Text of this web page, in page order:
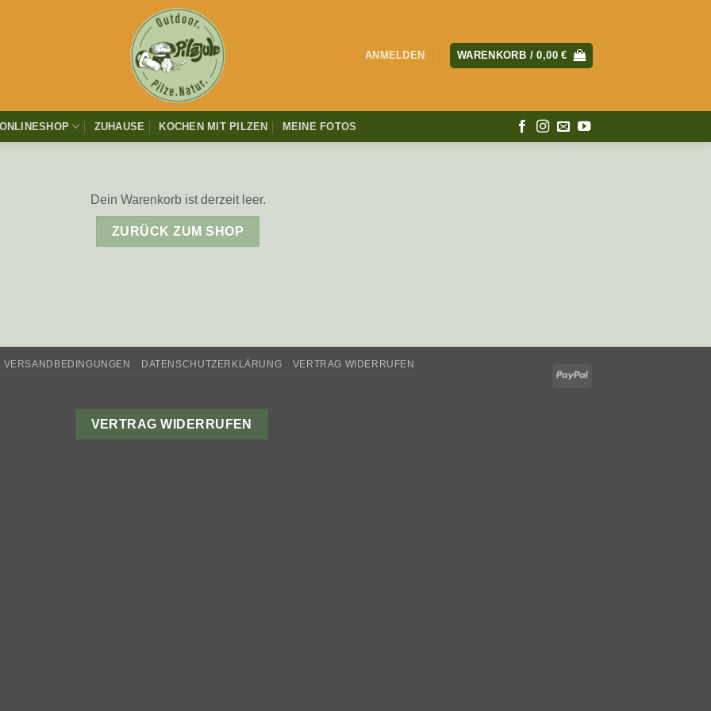
ANMELDEN WARENKORB /0,00€
ONLINESHOP ZUHAUSE KOCHEN MIT PILZEN MEINE FOTOS
Dein Warenkorb ist derzeit leer.
ZURÜCK ZUM SHOP
PayPal
VERSANDBEDINGUNGEN DATENSCHUTZERKLÄRUNG VERTRAG WIDERRUFEN
VERTRAG WIDERRUFEN